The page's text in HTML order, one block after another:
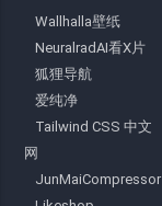
Wallhalla壁纸
NeuralradAI看X片
狐狸导航
爱纯净
Tailwind CSS 中文
网
JunMaiCompressor